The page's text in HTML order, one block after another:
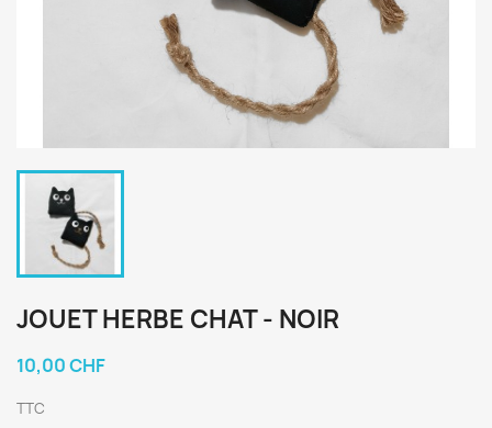
JOUET HERBE CHAT - NOIR
10,00 CHF
TTC